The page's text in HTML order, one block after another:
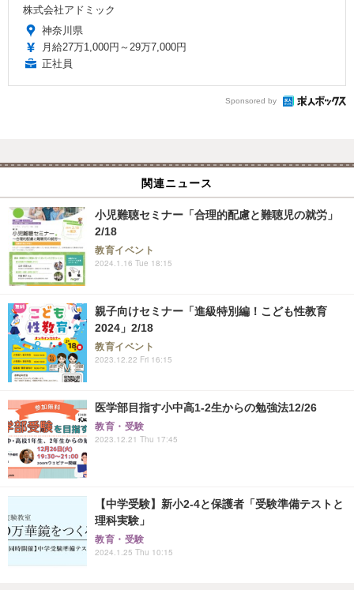
株式会社アドミック
神奈川県
月給27万1,000円～29万7,000円
正社員
Sponsored by
関連ニュース
小児難聴セミナー「合理的配慮と難聴児の就労」
2/18
教育イベント
2024.1.16 Tue 18:15
親子向けセミナー「進級特別編！こども性教育
2024」2/18
教育イベント
2023.12.22 Fri 16:15
医学部目指す小中高1-2生からの勉強法12/26
教育・受験
2023.12.21 Thu 17:45
【中学受験】新小2-4と保護者「受験準備テストと
理科実験」
教育・受験
2024.1.25 Thu 10:15